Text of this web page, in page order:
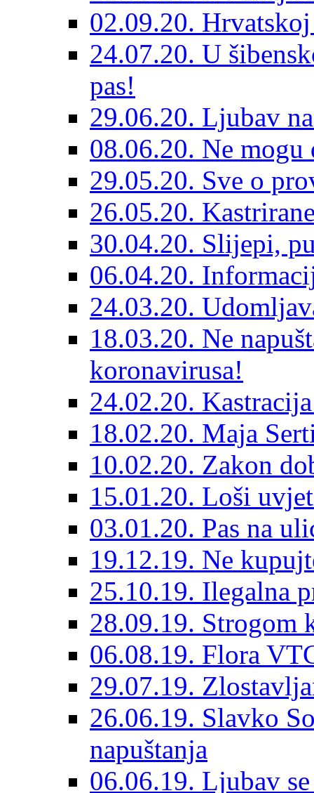
02.09.20.
24.07.20. U
pas!
29.06.20. Ljubav
08.06.20. Ne
29.05.20. Sve o
26.05.20.
30.04.20. Slijepi,
06.04.20.
24.03.20.
18.03.20. Ne
koronavirusa!
24.02.20.
18.02.20. Maja
10.02.20. Zakon
15.01.20. Loši
03.01.20. Pas na
19.12.19. Ne
25.10.19. Ilegalna
28.09.19. Strogom
06.08.19. Flora
29.07.19.
26.06.19. Slavko
napuštanja
06.06.19. Ljubav